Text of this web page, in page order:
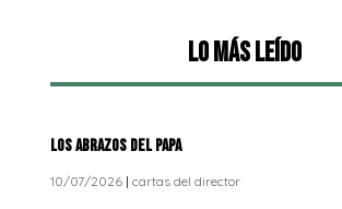
Lo más leído
LOS ABRAZOS DEL PAPA
10/07/2026| cartas del director